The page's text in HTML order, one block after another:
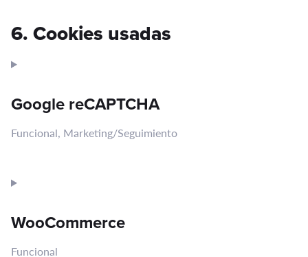
6. Cookies usadas
Google reCAPTCHA
Funcional, Marketing/Seguimiento
Consent
google-
WooCommerce
Funcional